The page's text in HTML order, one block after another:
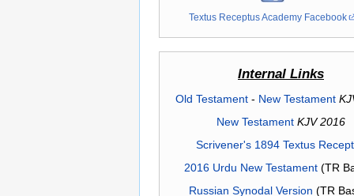
Textus Receptus Academy Facebook
Internal Links
Old Testament- New Testament
New Testament KJV 2016
Scrivener's 1894 Textus
2016 Urdu New Testament(TR
Russian Synodal Version (TR